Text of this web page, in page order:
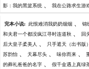
影：我的黑篮系统 、 我在公路求生游
完本小说: 此恨难消我奶奶烟烟 、 锦
和夫君一个都没疯江寻时连道秋 、 回
后大皇子柔美人 、 只手遮天（出书版）
苏韵怡 、 天幕尽头 、 味你而来 、
的葬礼爸爸的名字 、 假千金遇上真绿